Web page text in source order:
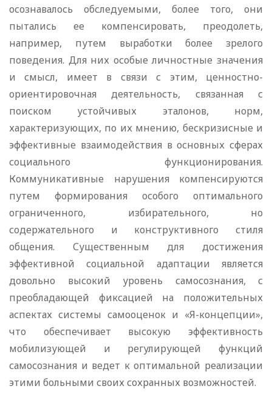
осознавалось обследуемыми, более того, они
пытались ее компенсировать, преодолеть,
например, путем выработки более зрелого
поведения. Для них особые личностные значения
и смысл, имеет в связи с этим, ценностно-
ориентировочная деятельность, связанная с
поиском устойчивых эталонов, норм,
характеризующих, по их мнению, бескризисные и
эффективные взаимодействия в основных сферах
социального функционирования.
Коммуникативные нарушения компенсируются
путем формирования особого оптимального
ограниченного, избирательного, но
содержательного и конструктивного стиля
общения. Существенным для достижения
эффективной социальной адаптации является
довольно высокий уровень самосознания, с
преобладающей фиксацией на положительных
аспектах системы самооценок и «Я-концепции»,
что обеспечивает высокую эффективность
мобилизующей и регулирующей функций
самосознания и ведет к оптимальной реализации
этими больными своих сохранных возможностей.